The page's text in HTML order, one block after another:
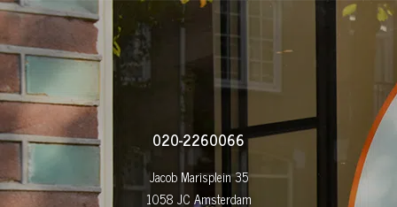
020-2260066
Jacob Marisplein 35
1058 JC Amsterdam